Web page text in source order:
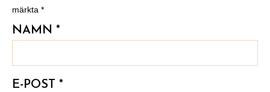
märkta *
NAMN *
E-POST *